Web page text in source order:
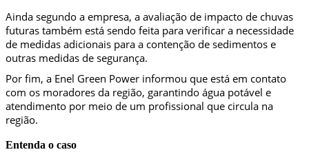
Ainda segundo a empresa, a avaliação de impacto de chuvas
futuras também está sendo feita para verificar a necessidade
de medidas adicionais para a contenção de sedimentos e
outras medidas de segurança.
Por fim, a Enel Green Power informou que está em contato
com os moradores da região, garantindo água potável e
atendimento por meio de um profissional que circula na
região.
Entenda o caso